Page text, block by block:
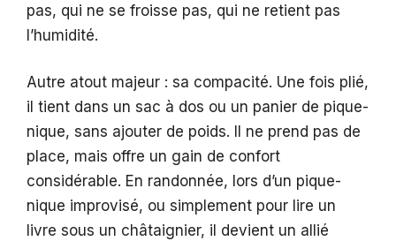
pas, qui ne se froisse pas, qui ne retient pas
l’humidité.
Autre atout majeur : sa compacité. Une fois plié,
il tient dans un sac à dos ou un panier de pique-
nique, sans ajouter de poids. Il ne prend pas de
place, mais offre un gain de confort
considérable. En randonnée, lors d’un pique-
nique improvisé, ou simplement pour lire un
livre sous un châtaignier, il devient un allié